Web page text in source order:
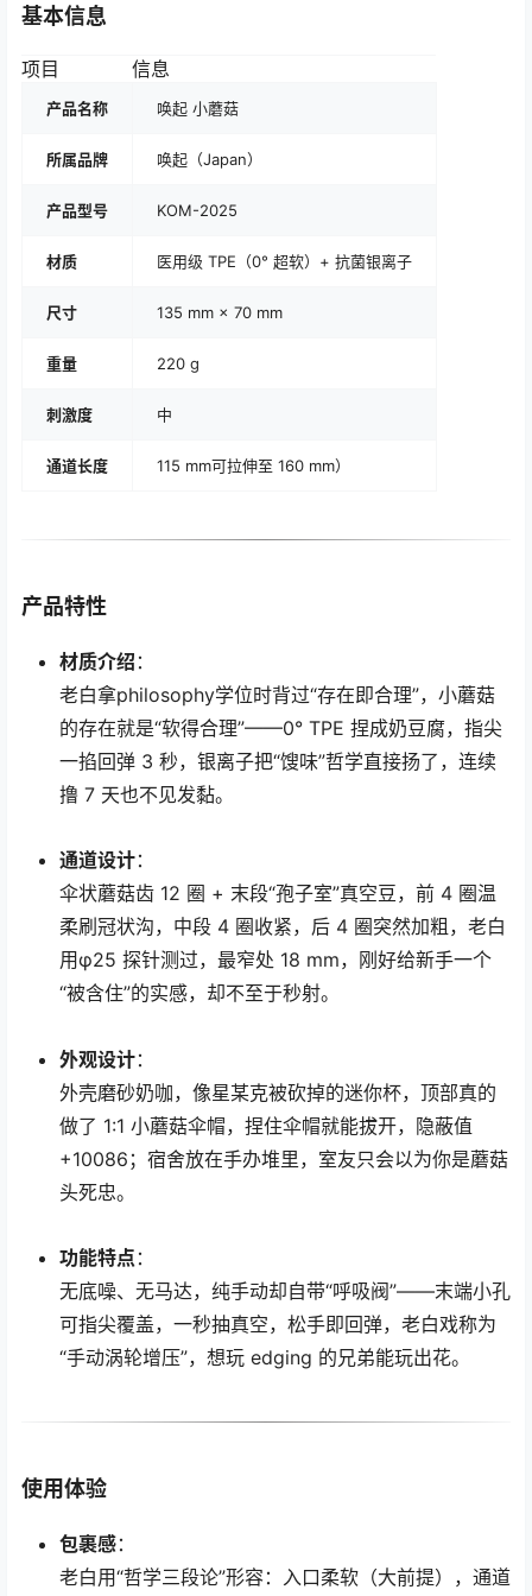
基本信息
项目 信息
产品名称 唤起 小蘑菇
所属品牌 唤起（Japan）
产品型号 KOM-2025
材质 医用级 TPE（0° 超软）+ 抗菌银离子
尺寸 135 mm × 70 mm
重量 220 g
刺激度 中
通道长度 115 mm可拉伸至 160 mm）
产品特性
材质介绍 ：
老白拿philosophy学位时背过“存在即合理”，小蘑菇
的存在就是“软得合理”——0° TPE 捏成奶豆腐，指尖
一掐回弹 3 秒，银离子把“馊味”哲学直接扬了，连续
撸 7 天也不见发黏。
通道设计：
伞状蘑菇齿 12 圈 + 末段“孢子室”真空豆，前 4 圈温
柔刷冠状沟，中段 4 圈收紧，后 4 圈突然加粗，老白
用φ25 探针测过，最窄处 18 mm，刚好给新手一个
“被含住”的实感，却不至于秒射。
外观设计：
外壳磨砂奶咖，像星某克被砍掉的迷你杯，顶部真的
做了 1:1 小蘑菇伞帽，捏住伞帽就能拔开，隐蔽值
+10086；宿舍放在手办堆里，室友只会以为你是蘑菇
头死忠。
功能特点 ：
无底噪、无马达，纯手动却自带“呼吸阀”——末端小孔
可指尖覆盖，一秒抽真空，松手即回弹，老白戏称为
“手动涡轮增压”，想玩 edging 的兄弟能玩出花。
使用体验
包裹感：
老白用“哲学三段论”形容：入口柔软（大前提），通道